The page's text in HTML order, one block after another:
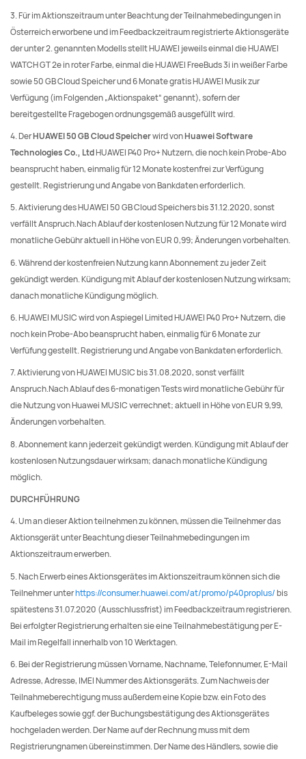
3. Für im Aktionszeitraum unter Beachtung der Teilnahmebedingungen in
Österreich erworbene und im Feedbackzeitraum registrierte Aktionsgeräte
der unter 2. genannten Modells stellt HUAWEI jeweils einmal die HUAWEI
WATCH GT 2e in roter Farbe, einmal die HUAWEI FreeBuds 3i in weißer Farbe
sowie 50 GB Cloud Speicher und 6 Monate gratis HUAWEI Musik zur
Verfügung (im Folgenden „Aktionspaket“ genannt), sofern der
bereitgestellte Fragebogen ordnungsgemäß ausgefüllt wird.
4. DerHUAWEI 50 GB Cloud Speicherwird vonHuawei Software
Technologies Co., LtdHUAWEI P40 Pro+ Nutzern, die noch kein Probe-Abo
beansprucht haben, einmalig für 12 Monate kostenfrei zur Verfügung
gestellt. Registrierung und Angabe von Bankdaten erforderlich.
5. Aktivierung des HUAWEI 50 GB Cloud Speichers bis 31.12.2020, sonst
verfällt Anspruch.Nach Ablauf der kostenlosen Nutzung für 12 Monate wird
monatliche Gebühr aktuell in Höhe von EUR 0,99; Änderungen vorbehalten.
6. Während der kostenfreien Nutzung kann Abonnement zu jeder Zeit
gekündigt werden. Kündigung mit Ablauf der kostenlosen Nutzung wirksam;
danach monatliche Kündigung möglich.
6. HUAWEI MUSIC wird von Aspiegel Limited HUAWEI P40 Pro+ Nutzern, die
noch kein Probe-Abo beansprucht haben, einmalig für 6 Monate zur
Verfüfung gestellt. Registrierung und Angabe von Bankdaten erforderlich.
7. Aktivierung von HUAWEI MUSIC bis 31.08.2020, sonst verfällt
Anspruch.Nach Ablauf des 6-monatigen Tests wird monatliche Gebühr für
die Nutzung von Huawei MUSIC verrechnet; aktuell in Höhe von EUR 9,99,
Änderungen vorbehalten.
8. Abonnement kann jederzeit gekündigt werden. Kündigung mit Ablauf der
kostenlosen Nutzungsdauer wirksam; danach monatliche Kündigung
möglich.
DURCHFÜHRUNG
4. Um an dieser Aktion teilnehmen zu können, müssen die Teilnehmer das
Aktionsgerät unter Beachtung dieser Teilnahmebedingungen im
Aktionszeitraum erwerben.
5. Nach Erwerb eines Aktionsgerätes im Aktionszeitraum können sich die
Teilnehmer unterhttps://consumer.huawei.com/at/promo/p40proplus/bis
spätestens 31.07.2020 (Ausschlussfrist) im Feedbackzeitraum registrieren.
Bei erfolgter Registrierung erhalten sie eine Teilnahmebestätigung per E-
Mail im Regelfall innerhalb von 10 Werktagen.
6. Bei der Registrierung müssen Vorname, Nachname, Telefonnumer, E-Mail
Adresse, Adresse, IMEI Nummer des Aktionsgeräts. Zum Nachweis der
Teilnahmeberechtigung muss außerdem eine Kopie bzw. ein Foto des
Kaufbeleges sowie ggf. der Buchungsbestätigung des Aktionsgerätes
hochgeladen werden. Der Name auf der Rechnung muss mit dem
Registrierungnamen übereinstimmen. Der Name des Händlers, sowie die